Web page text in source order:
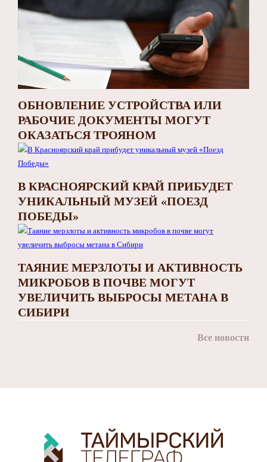
ОБНОВЛЕНИЕ УСТРОЙСТВА ИЛИ
РАБОЧИЕ ДОКУМЕНТЫ МОГУТ
ОКАЗАТЬСЯ ТРОЯНОМ
В КРАСНОЯРСКИЙ КРАЙ ПРИБУДЕТ
УНИКАЛЬНЫЙ МУЗЕЙ «ПОЕЗД
ПОБЕДЫ»
ТАЯНИЕ МЕРЗЛОТЫ И АКТИВНОСТЬ
МИКРОБОВ В ПОЧВЕ МОГУТ
УВЕЛИЧИТЬ ВЫБРОСЫ МЕТАНА В
СИБИРИ
Все новости